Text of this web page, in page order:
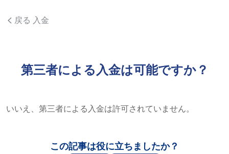
戻る 入金
第三者による入金は可能ですか？
いいえ、第三者による入金は許可されていません。
この記事は役に立ちましたか？